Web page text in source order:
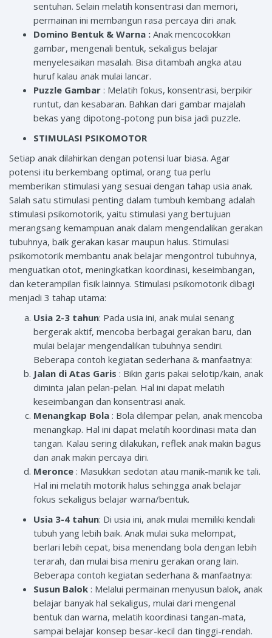
sentuhan. Selain melatih konsentrasi dan memori,
permainan ini membangun rasa percaya diri anak.
Domino Bentuk & Warna : Anak mencocokkan
gambar, mengenali bentuk, sekaligus belajar
menyelesaikan masalah. Bisa ditambah angka atau
huruf kalau anak mulai lancar.
Puzzle Gambar : Melatih fokus, konsentrasi, berpikir
runtut, dan kesabaran. Bahkan dari gambar majalah
bekas yang dipotong-potong pun bisa jadi puzzle.
STIMULASI PSIKOMOTOR
Setiap anak dilahirkan dengan potensi luar biasa. Agar
potensi itu berkembang optimal, orang tua perlu
memberikan stimulasi yang sesuai dengan tahap usia anak.
Salah satu stimulasi penting dalam tumbuh kembang adalah
stimulasi psikomotorik, yaitu stimulasi yang bertujuan
merangsang kemampuan anak dalam mengendalikan gerakan
tubuhnya, baik gerakan kasar maupun halus. Stimulasi
psikomotorik membantu anak belajar mengontrol tubuhnya,
menguatkan otot, meningkatkan koordinasi, keseimbangan,
dan keterampilan fisik lainnya. Stimulasi psikomotorik dibagi
menjadi 3 tahap utama:
Usia 2-3 tahun: Pada usia ini, anak mulai senang
bergerak aktif, mencoba berbagai gerakan baru, dan
mulai belajar mengendalikan tubuhnya sendiri.
Beberapa contoh kegiatan sederhana & manfaatnya:
Jalan di Atas Garis : Bikin garis pakai selotip/kain, anak
diminta jalan pelan-pelan. Hal ini dapat melatih
keseimbangan dan konsentrasi anak.
Menangkap Bola : Bola dilempar pelan, anak mencoba
menangkap. Hal ini dapat melatih koordinasi mata dan
tangan. Kalau sering dilakukan, reflek anak makin bagus
dan anak makin percaya diri.
Meronce : Masukkan sedotan atau manik-manik ke tali.
Hal ini melatih motorik halus sehingga anak belajar
fokus sekaligus belajar warna/bentuk.
Usia 3-4 tahun: Di usia ini, anak mulai memiliki kendali
tubuh yang lebih baik. Anak mulai suka melompat,
berlari lebih cepat, bisa menendang bola dengan lebih
terarah, dan mulai bisa meniru gerakan orang lain.
Beberapa contoh kegiatan sederhana & manfaatnya:
Susun Balok : Melalui permainan menyusun balok, anak
belajar banyak hal sekaligus, mulai dari mengenal
bentuk dan warna, melatih koordinasi tangan-mata,
sampai belajar konsep besar-kecil dan tinggi-rendah.